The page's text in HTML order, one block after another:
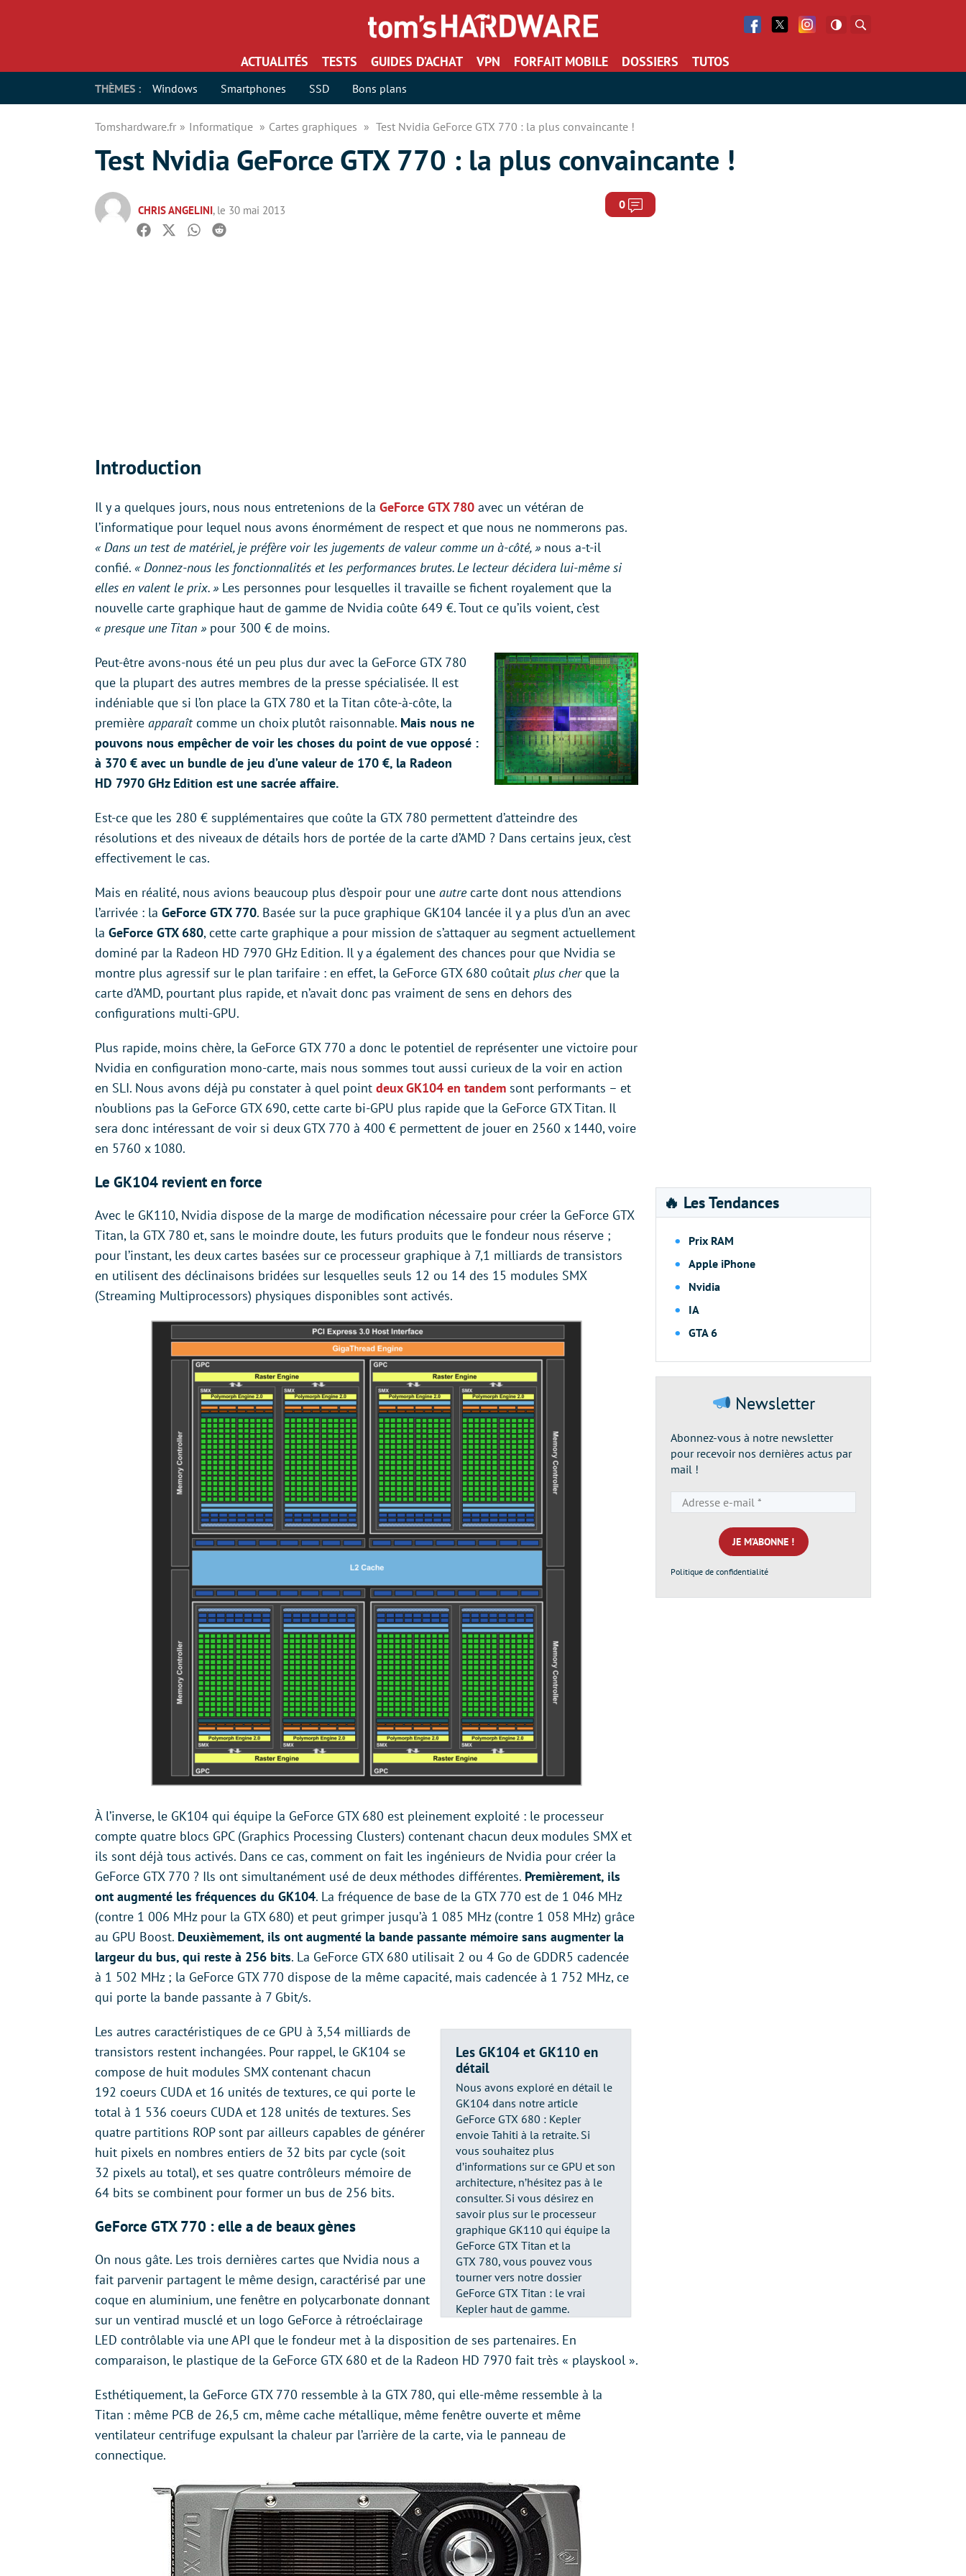
Facebook
Twitter Facebook
ACTUALITÉS TESTS GUIDES D’ACHAT VPN FORFAIT MOBILE DOSSIERS TUTOS
THÈMES : Windows Smartphones SSD Bons plans
Tomshardware.fr Informatique Cartes graphiques Test Nvidia GeForce GTX 770 : la plus convaincante !
Test Nvidia GeForce GTX 770 : la plus convaincante !
CHRIS ANGELINI, le 30 mai 2013 0 Commentaires
Facebook
TwitterWhatsapp
Reddit
Introduction
Il y a quelques jours, nous nous entretenions de la GeForce GTX 780 avec un vétéran de
l’informatique pour lequel nous avons énormément de respect et que nous ne nommerons pas.
« Dans un test de matériel, je préfère voir les jugements de valeur comme un à-côté, » nous a-t-il
confié. « Donnez-nous les fonctionnalités et les performances brutes. Le lecteur décidera lui-même si
elles en valent le prix. » Les personnes pour lesquelles il travaille se fichent royalement que la
nouvelle carte graphique haut de gamme de Nvidia coûte 649 €. Tout ce qu’ils voient, c’est
« presque une Titan » pour 300 € de moins.
Peut-être avons-nous été un peu plus dur avec la GeForce GTX 780
que la plupart des autres membres de la presse spécialisée. Il est
indéniable que si l’on place la GTX 780 et la Titan côte-à-côte, la
première apparaîtcomme un choix plutôt raisonnable. Mais nous ne
pouvons nous empêcher de voir les choses du point de vue opposé :
à 370 € avec un bundle de jeu d’une valeur de 170 €, la Radeon
HD 7970 GHz Edition est une sacrée affaire.
Est-ce que les 280 € supplémentaires que coûte la GTX 780 permettent d’atteindre des
résolutions et des niveaux de détails hors de portée de la carte d’AMD ? Dans certains jeux, c’est
effectivement le cas.
Mais en réalité, nous avions beaucoup plus d’espoir pour une autrecarte dont nous attendions
l’arrivée : la GeForce GTX 770. Basée sur la puce graphique GK104 lancée il y a plus d’un an avec
la GeForce GTX 680, cette carte graphique a pour mission de s’attaquer au segment actuellement
dominé par la Radeon HD 7970 GHz Edition. Il y a également des chances pour que Nvidia se
montre plus agressif sur le plan tarifaire : en effet, la GeForce GTX 680 coûtait plus cherque la
carte d’AMD, pourtant plus rapide, et n’avait donc pas vraiment de sens en dehors des
configurations multi-GPU.
Plus rapide, moins chère, la GeForce GTX 770 a donc le potentiel de représenter une victoire pour
Nvidia en configuration mono-carte, mais nous sommes tout aussi curieux de la voir en action
en SLI. Nous avons déjà pu constater à quel point deux GK104 en tandem sont performants – et
n’oublions pas la GeForce GTX 690, cette carte bi-GPU plus rapide que la GeForce GTX Titan. Il
sera donc intéressant de voir si deux GTX 770 à 400 € permettent de jouer en 2560 x 1440, voire
en 5760 x 1080.
Le GK104 revient en force
Avec le GK110, Nvidia dispose de la marge de modification nécessaire pour créer la GeForce GTX
Titan, la GTX 780 et, sans le moindre doute, les futurs produits que le fondeur nous réserve ;
pour l’instant, les deux cartes basées sur ce processeur graphique à 7,1 milliards de transistors
en utilisent des déclinaisons bridées sur lesquelles seuls 12 ou 14 des 15 modules SMX
(Streaming Multiprocessors) physiques disponibles sont activés.
À l’inverse, le GK104 qui équipe la GeForce GTX 680 est pleinement exploité : le processeur
compte quatre blocs GPC (Graphics Processing Clusters) contenant chacun deux modules SMX et
ils sont déjà tous activés. Dans ce cas, comment on fait les ingénieurs de Nvidia pour créer la
GeForce GTX 770 ? Ils ont simultanément usé de deux méthodes différentes. Premièrement, ils
ont augmenté les fréquences du GK104. La fréquence de base de la GTX 770 est de 1 046 MHz
(contre 1 006 MHz pour la GTX 680) et peut grimper jusqu’à 1 085 MHz (contre 1 058 MHz) grâce
au GPU Boost. Deuxièmement, ils ont augmenté la bande passante mémoire sans augmenter la
largeur du bus, qui reste à 256 bits. La GeForce GTX 680 utilisait 2 ou 4 Go de GDDR5 cadencée
à 1 502 MHz ; la GeForce GTX 770 dispose de la même capacité, mais cadencée à 1 752 MHz, ce
qui porte la bande passante à 7 Gbit/s.
Les GK104 et GK110 en
détail
Nous avons exploré en détail le
GK104 dans notre article
GeForce GTX 680 : Kepler
envoie Tahiti à la retraite. Si
vous souhaitez plus
d’informations sur ce GPU et son
architecture, n’hésitez pas à le
consulter. Si vous désirez en
savoir plus sur le processeur
graphique GK110 qui équipe la
GeForce GTX Titan et la
GTX 780, vous pouvez vous
tourner vers notre dossier
GeForce GTX Titan : le vrai
Kepler haut de gamme.
Les autres caractéristiques de ce GPU à 3,54 milliards de
transistors restent inchangées. Pour rappel, le GK104 se
compose de huit modules SMX contenant chacun
192 coeurs CUDA et 16 unités de textures, ce qui porte le
total à 1 536 coeurs CUDA et 128 unités de textures. Ses
quatre partitions ROP sont par ailleurs capables de générer
huit pixels en nombres entiers de 32 bits par cycle (soit
32 pixels au total), et ses quatre contrôleurs mémoire de
64 bits se combinent pour former un bus de 256 bits.
GeForce GTX 770 : elle a de beaux gènes
On nous gâte. Les trois dernières cartes que Nvidia nous a
fait parvenir partagent le même design, caractérisé par une
coque en aluminium, une fenêtre en polycarbonate donnant
sur un ventirad musclé et un logo GeForce à rétroéclairage
LED contrôlable via une API que le fondeur met à la disposition de ses partenaires. En
comparaison, le plastique de la GeForce GTX 680 et de la Radeon HD 7970 fait très « playskool ».
Esthétiquement, la GeForce GTX 770 ressemble à la GTX 780, qui elle-même ressemble à la
Titan : même PCB de 26,5 cm, même cache métallique, même fenêtre ouverte et même
ventilateur centrifuge expulsant la chaleur par l’arrière de la carte, via le panneau de
connectique.
🔥 Les Tendances
Prix RAM
Apple iPhone
Nvidia
IA
GTA 6
Newsletter
Abonnez-vous à notre newsletter
pour recevoir nos dernières actus par
mail !
e-
mail
*
Politique de confidentialité